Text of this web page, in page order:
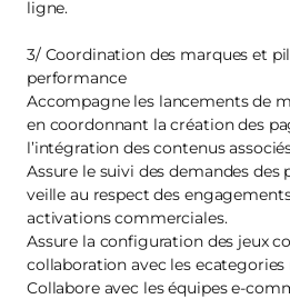
ligne.
3/ Coordination des marques et
performance
Accompagne les lancements de
en coordonnant la création des
l’intégration des contenus
Assure le suivi des demandes des
veille au respect des
activations commerciales.
Assure la configuration des jeux
collaboration avec les ecategories
Collabore avec les équipes e-